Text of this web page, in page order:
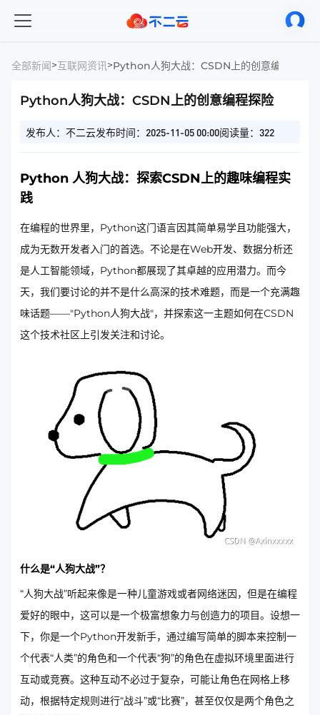
全部新闻>互联网资讯>Python人狗大战：CSDN上的创意编程探险
Python人狗大战：CSDN上的创意编程探险
发布人：不二云发布时间：2025-11-05 00:00阅读量：322
Python 人狗大战：探索CSDN上的趣味编程实
践
在编程的世界里，Python这门语言因其简单易学且功能强大，
成为无数开发者入门的首选。不论是在Web开发、数据分析还
是人工智能领域，Python都展现了其卓越的应用潜力。而今
天，我们要讨论的并不是什么高深的技术难题，而是一个充满趣
味话题——"Python人狗大战"，并探索这一主题如何在CSDN
这个技术社区上引发关注和讨论。
什么是“人狗大战”？
“人狗大战”听起来像是一种儿童游戏或者网络迷因，但是在编程
爱好的眼中，这可以是一个极富想象力与创造力的项目。设想一
下，你是一个Python开发新手，通过编写简单的脚本来控制一
个代表“人类”的角色和一个代表“狗”的角色在虚拟环境里面进行
互动或竞赛。这种互动不必过于复杂，可能让角色在网格上移
动，根据特定规则进行“战斗”或“比赛”，甚至仅仅是两个角色之